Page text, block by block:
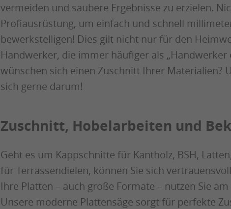
vermeiden und saubere Ergebnisse zu erzielen.
Profiausrüstung, um einfach und schnell
bewerkstelligen! Dies gilt nicht nur für den
Handwerker, die immer häufiger als „Handwerker
wünschen sich einen Zuschnitt Ihrer Materialien?
sich gerne darum!
Zuschnitt, Hobelarbeiten und
Geht es um Kappschnitte für Kantholz, BSH,
für Terrassendielen, können Sie sich
Ihre Platten – auch große Formate – nutzen Sie
Unsere moderne Plattensäge sorgt für perfekte